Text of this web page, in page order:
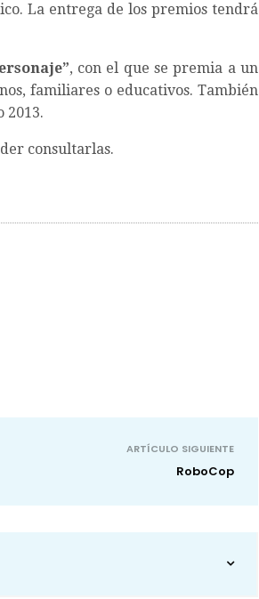
La entrega de los premios tendrá
, con el que se premia a un
familiares o educativos. También
2013.
consultarlas.
ARTÍCULO SIGUIENTE
RoboCop